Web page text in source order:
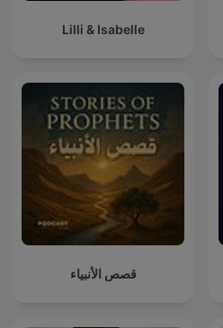
Lilli & Isabelle
قصص الأنبياء